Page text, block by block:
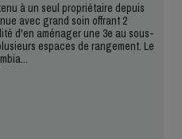
à un seul propriétaire depuis
avec grand soin offrant 2
d'en aménager une 3e au sous-
espaces de rangement. Le